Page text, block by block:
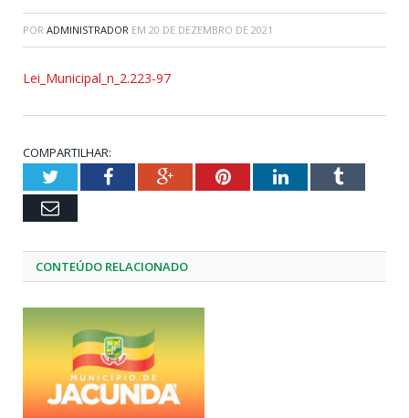
POR ADMINISTRADOR EM 20 DE DEZEMBRO DE 2021
Lei_Municipal_n_2.223-97
COMPARTILHAR:
TwitterFacebookGoogle+PinterestLinkedInTumblr
Email
CONTEÚDO RELACIONADO